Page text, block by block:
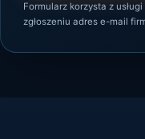
Formularz korzysta z
zgłoszeniu adres e-mail